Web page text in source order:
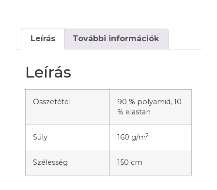
Leírás További információk
Leírás
Összetétel
90 % polyamid, 10
% elastan
Súly 160 g/m2
Szélesség 150 cm